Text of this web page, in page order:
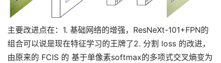
主要改进点在：1. 基础网络的增强，ResNeXt-101+FPN的
组合可以说是现在特征学习的王牌了2. 分割 loss 的改进，
由原来的 FCIS 的 基于单像素softmax的多项式交叉熵变为